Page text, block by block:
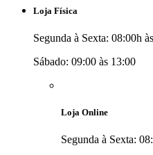
Loja Física
Segunda à Sexta: 08:00h
Sábado: 09:00 às 13:00
Loja Online
Segunda à Sexta: